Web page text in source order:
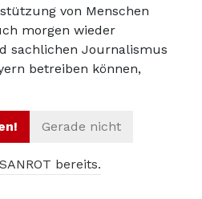
er dann keine Chance.
gibt es kaum
er auffällig reagieren
gute Pässe im Aufbau.
von Menschen
morgen wieder
sachlichen Journalismus
betreiben können,
Gerade nicht
bereits.